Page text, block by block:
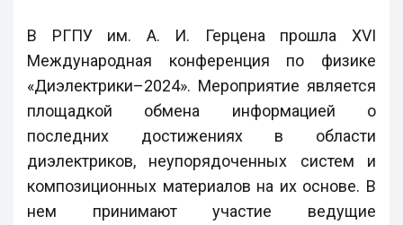
В РГПУ им. А. И. Герцена прошла XVI
Международная конференция по физике
«Диэлектрики–2024». Мероприятие является
площадкой обмена информацией о
последних достижениях в области
диэлектриков, неупорядоченных систем и
композиционных материалов на их основе. В
нем принимают участие ведущие